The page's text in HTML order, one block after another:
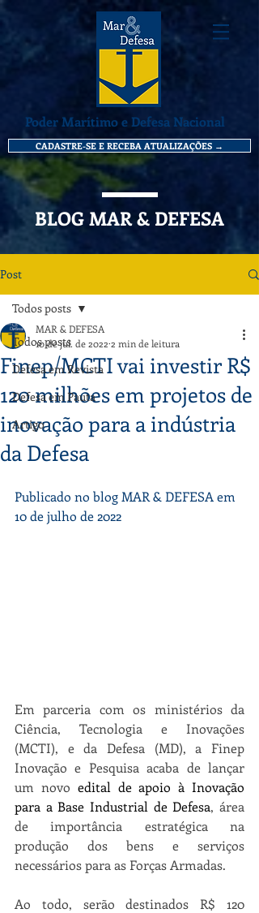
Poder Marítimo e Defesa Nacional
CADASTRE-SE E RECEBA ATUALIZAÇÕES →
BLOG MAR & DEFESA
Post
Todos posts
Defesa em Revista
Defesa em Pauta
Artigo
Todos posts
Finep/MCTI vai investir R$
120 milhões em projetos de
inovação para a indústria
da Defesa
MAR & DEFESA
10 de jul. de 2022 2 min de leitura
Publicado no blog MAR & DEFESA em
10 de julho de 2022
Em parceria com os ministérios da
Ciência, Tecnologia e Inovações
(MCTI), e da Defesa (MD), a Finep
Inovação e Pesquisa acaba de lançar
um novo edital de apoio à Inovação
para a Base Industrial de Defesa, área
de importância estratégica na
produção dos bens e serviços
necessários para as Forças Armadas.
Ao todo, serão destinados R$ 120